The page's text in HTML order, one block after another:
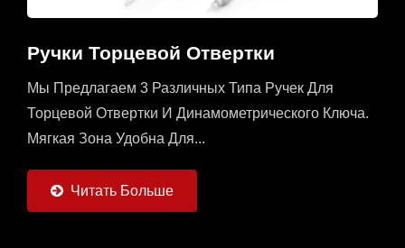
Ручки Торцевой Отвертки
Мы Предлагаем 3 Различных Типа Ручек Для
Торцевой Отвертки И Динамометрического Ключа.
Мягкая Зона Удобна Для...
Читать Больше